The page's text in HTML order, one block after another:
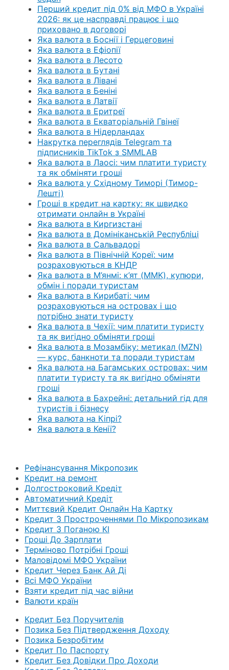
Перший кредит під 0% від МФО в Україні
2026: як це насправді працює і що
приховано в договорі
Яка валюта в Боснії і Герцеговині
Яка валюта в Ефіопії
Яка валюта в Лесото
Яка валюта в Бутані
Яка валюта в Лівані
Яка валюта в Беніні
Яка валюта в Латвії
Яка валюта в Еритреї
Яка валюта в Екваторіальній Гвінеї
Яка валюта в Нідерландах
Накрутка переглядів Telegram та
підписників TikTok з SMMLAB
Яка валюта в Лаосі: чим платити туристу
та як обміняти гроші
Яка валюта у Східному Тиморі (Тимор-
Лешті)
Гроші в кредит на картку: як швидко
отримати онлайн в Україні
Яка валюта в Киргизстані
Яка валюта в Домініканській Республіці
Яка валюта в Сальвадорі
Яка валюта в Північній Кореї: чим
розраховуються в КНДР
Яка валюта в М’янмі: к’ят (MMK), купюри,
обмін і поради туристам
Яка валюта в Кирибаті: чим
розраховуються на островах і що
потрібно знати туристу
Яка валюта в Чехії: чим платити туристу
та як вигідно обміняти гроші
Яка валюта в Мозамбіку: метикал (MZN)
— курс, банкноти та поради туристам
Яка валюта на Багамських островах: чим
платити туристу та як вигідно обміняти
гроші
Яка валюта в Бахрейні: детальний гід для
туристів і бізнесу
Яка валюта на Кіпрі?
Яка валюта в Кенії?
Рефінансування Мікропозик
Кредит на ремонт
Долгостроковий Кредіт
Автоматичний Кредіт
Миттєвий Кредит Онлайн На Картку
Кредит З Простроченнями По Мікропозикам
Кредит З Поганою КІ
Гроші До Зарплати
Терміново Потрібні Гроші
Маловідомі МФО України
Кредит Через Банк Ай Ді
Всі МФО України
Взяти кредит під час війни
Валюти країн
Кредит Без Поручителів
Позика Без Підтвердження Доходу
Позика Безробітим
Кредит По Паспорту
Кредит Без Довідки Про Доходи